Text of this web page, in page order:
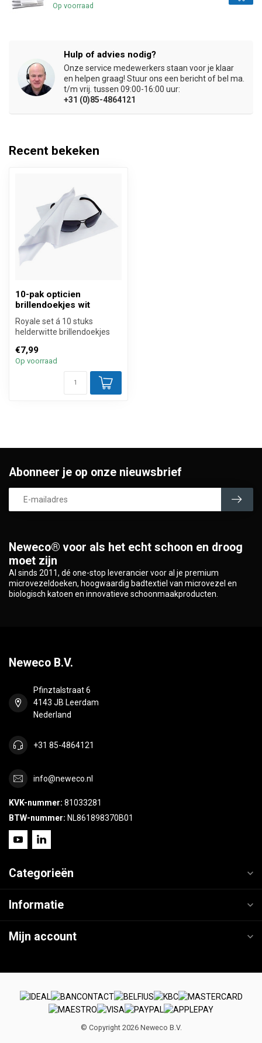
Op voorraad
Hulp of advies nodig?
Onze service medewerkers staan voor je klaar
en helpen graag! Stuur ons een bericht of bel ma.
t/m vrij. tussen 09:00-16:00 uur:
+31 (0)85-4864121
Recent bekeken
10-pak opticien
brillendoekjes wit
Royale set á 10 stuks
helderwitte brillendoekjes
Koreaa...
€7,99
Op voorraad
Neweco® voor als het echt schoon en droog
moet zijn
Al sinds 2011, dé one-stop leverancier voor al je premium
microvezeldoeken, hoogwaardig badtextiel van microvezel en
biologisch katoen en innovatieve schoonmaakproducten.
Abonneer je op onze nieuwsbrief
Neweco B.V.
Pfinztalstraat 6
4143 JB Leerdam
Nederland
+31 85-4864121
info@neweco.nl
KVK-nummer: 81033281
BTW-nummer: NL861898370B01
Categorieën
Informatie
Mijn account
© Copyright 2026 Neweco B.V.